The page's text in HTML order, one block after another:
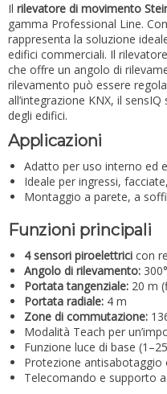
Il rilevatore di movimento
gamma Professional Line.
rappresenta la soluzione
edifici commerciali. Il
che offre un angolo di
rilevamento può essere
all’integrazione KNX, il
degli edifici.
Applicazioni
Adatto per uso interno ed
Ideale per ingressi,
Montaggio a parete, a
Funzioni principali
4 sensori piroelettrici con
Angolo di rilevamento: 300°
Portata tangenziale: 20 m
Portata radiale: 4 m
Zone di commutazione:
Modalità Teach per
Funzione luce di base
Protezione
Telecomando e supporto